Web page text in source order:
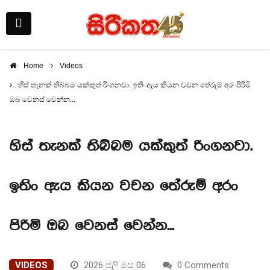
Home Videos
හිස් තැනක් තිබ්බම යක්කුත් රිංගනවා. ඉතිං ඇය කියන වචන තේරුම් අරං පිරිමි
ඔබ වෙනස් වෙන්න...
හිස් තැනක් තිබ්බම යක්කුත් රිංගනවා.
ඉතිං ඇය කියන වචන තේරුම් අරං
පිරිමි ඔබ වෙනස් වෙන්න...
VIDEOS 2026 ජුලි මස 06
0 Comments